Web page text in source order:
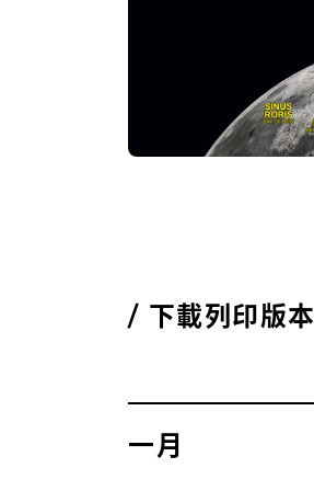
下載列印版本
一月